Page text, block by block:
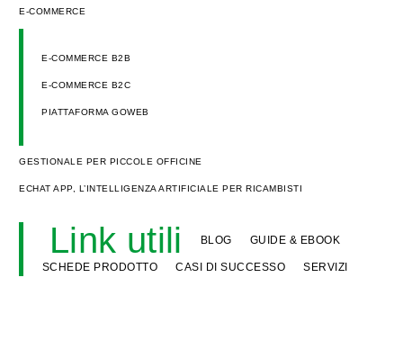
E-COMMERCE
E-COMMERCE B2B
E-COMMERCE B2C
PIATTAFORMA GOWEB
GESTIONALE PER PICCOLE OFFICINE
ECHAT APP, L’INTELLIGENZA ARTIFICIALE PER RICAMBISTI
Link utili BLOG GUIDE & EBOOK
SCHEDE PRODOTTO CASI DI SUCCESSO SERVIZI